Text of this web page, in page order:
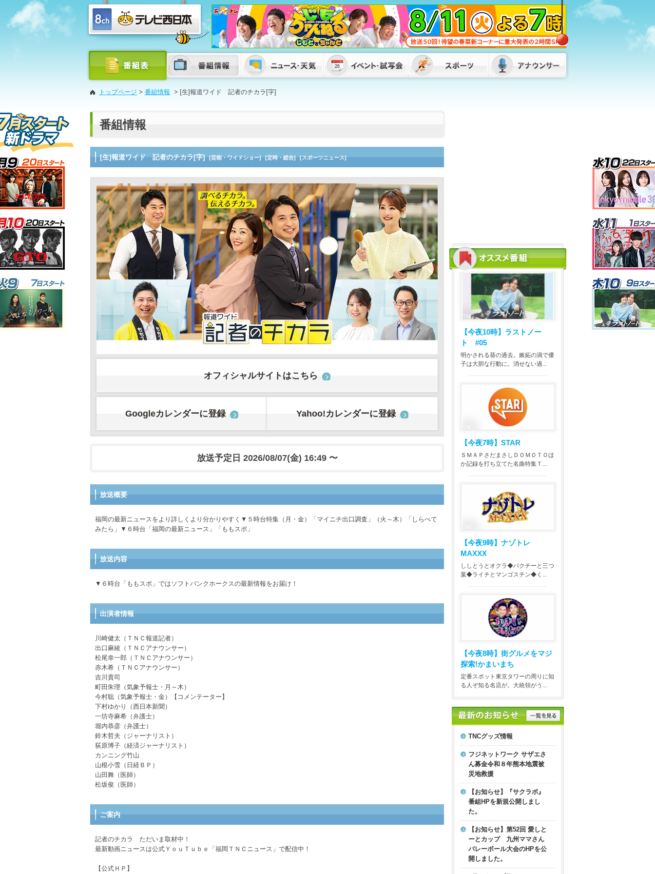
「ネパールは天国」蔵内議長の発言が波
紋 維新・吉村代表「福岡県議会改革を
公約に」 若手県議には有権者から厳し
い声
2026/08/06 18:45
「閉める店は増えるのでは」食料品消費
税“1%減税” 外食業界から懸念の声 ス
ーパーは「値札の付け替えが大変」 福
岡 2026/08/06 18:20
トップページ > 番組情報 > [生]報道ワイド 記者のチカラ[字]
番組情報
[生]報道ワイド 記者のチカラ[字] [芸能・ワイドショー] [定時・総合] [スポーツニュース]
オフィシャルサイトはこちら
Googleカレンダーに登録 Yahoo!カレンダーに登録
放送予定日 2026/08/07(金) 16:49 〜
放送概要
福岡の最新ニュースをより詳しくより分かりやすく▼５時台特集（月・金）「マイニチ出口調査」（火～木）「しらべて
みたら」▼６時台「福岡の最新ニュース」「ももスポ」
放送内容
▼６時台「ももスポ」ではソフトバンクホークスの最新情報をお届け！
出演者情報
川崎健太（ＴＮＣ報道記者）
出口麻綾（ＴＮＣアナウンサー）
松尾幸一郎（ＴＮＣアナウンサー）
赤木希（ＴＮＣアナウンサー）
吉川貴司
町田朱理（気象予報士・月～木）
今村聡（気象予報士・金）【コメンテーター】
下村ゆかり（西日本新聞）
一坊寺麻希（弁護士）
堀内恭彦（弁護士）
鈴木哲夫（ジャーナリスト）
荻原博子（経済ジャーナリスト）
カンニング竹山
山根小雪（日経ＢＰ）
山田舞（医師）
松坂俊（医師）
ご案内
記者のチカラ ただいま取材中！
最新動画ニュースは公式ＹｏｕＴｕｂｅ「福岡ＴＮＣニュース」で配信中！
【公式ＨＰ】
【今夜10時】 ラストノー
ト #05
明かされる葵の過去。嫉妬の渦で優
子は大胆な行動に。消せない過...
【今夜7時】 STAR
ＳＭＡＰさだまさしＤＯＭＯＴＯほ
か記録を打ち立てた名曲特集Ｔ...
【今夜9時】 ナゾトレ
MAXXX
ししとうとオクラ◆パクチーと三つ
葉◆ライチとマンゴスチン◆く...
【今夜8時】 街グルメをマジ
探索!かまいまち
定番スポット東京タワーの周りに知
る人ぞ知る名店が。大統領がう...
TNCグッズ情報
フジネットワーク サザエさ
ん募金令和８年熊本地震被
災地救援
【お知らせ】『サクラボ』
番組HPを新規公開しまし
た。
【お知らせ】第52回 愛しと
ーとカップ 九州ママさん
バレーボール大会のHPを公
開しました。